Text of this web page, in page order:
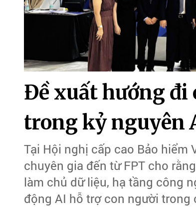
Đề xuất hướng đi
trong kỷ nguyên
Tại Hội nghị cấp cao Bảo hiểm
chuyên gia đến từ FPT cho
làm chủ dữ liệu, hạ tầng công
động AI hỗ trợ con người trong